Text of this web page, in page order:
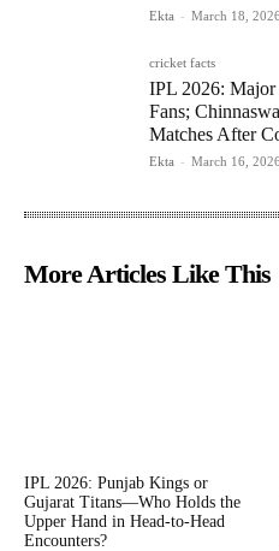
Ekta - March 18, 2026
cricket facts
IPL 2026:
Fans;
Matches After
Ekta - March 16, 2026
More Articles Like This
IPL 2026: Punjab Kings or
Gujarat Titans—Who Holds the
Upper Hand in Head-to-Head
Encounters?